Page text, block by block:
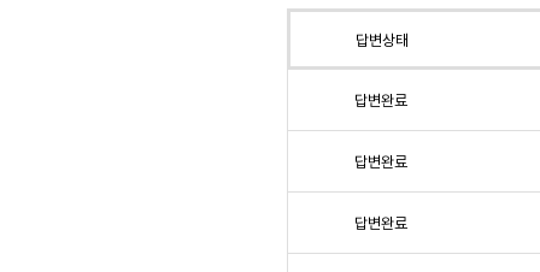
답변상태
답변완료
답변완료
답변완료